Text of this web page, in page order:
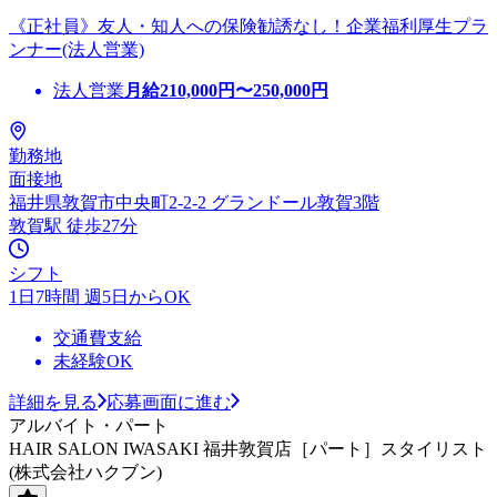
《正社員》友人・知人への保険勧誘なし！企業福利厚生プラ
ンナー(法人営業)
法人営業 月給210,000円〜250,000円
勤務地
面接地
福井県敦賀市中央町2-2-2 グランドール敦賀3階
敦賀駅 徒歩27分
シフト
1日7時間 週5日からOK
交通費支給
未経験OK
詳細を見る
応募画面に進む
アルバイト・パート
HAIR SALON IWASAKI 福井敦賀店［パート］スタイリスト
(株式会社ハクブン)